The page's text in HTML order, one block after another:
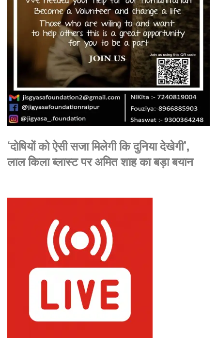
‘दोषियों को ऐसी सजा मिलेगी कि दुनिया देखेगी’,
लाल किला ब्लास्ट पर अमित शाह का बड़ा बयान